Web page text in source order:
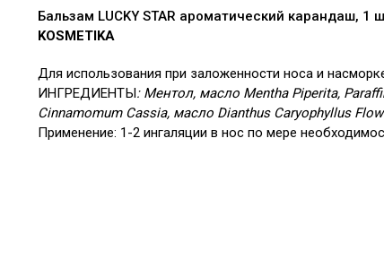
Бальзам LUCKY STAR ароматический карандаш, 1
KOSMETIKA
Для использования при заложенности носа и
ИНГРЕДИЕНТЫ: Ментол, масло Mentha Piperita,
Cinnamomum Cassia, масло Dianthus Caryophyllus
Применение: 1-2 ингаляции в нос по мере